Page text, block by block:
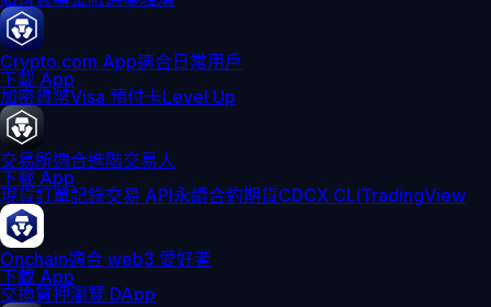
Crypto.com App適合日常用戶
下載 App
加密貨幣Visa 預付卡Level Up
交易所適合進階交易人
下載 App
現貨訂單記錄交易 API永續合約期貨CDCX CLITradingView
Onchain適合 web3 愛好者
下載 App
交換質押瀏覽 DApp